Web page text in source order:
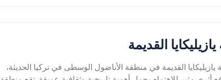
القديمة
يازيليكايا القديمة في منطقة الأناضول الوسطى في تركيا الحديثة،